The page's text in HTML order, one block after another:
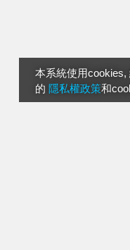
本系統使用cookies,
的 隱私權政策和